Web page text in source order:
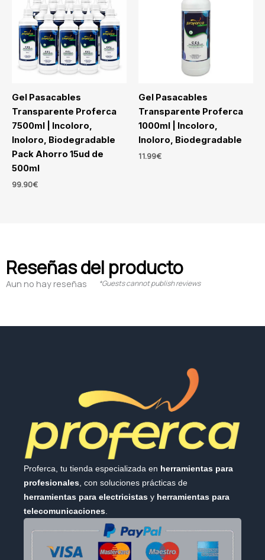
Gel Pasacables
Transparente Proferca
7500ml | Incoloro,
Inoloro, Biodegradable
Pack Ahorro 15ud de
500ml
99.90€
Gel Pasacables
Transparente Proferca
1000ml | Incoloro,
Inoloro, Biodegradable
11.99€
Reseñas del producto
Aun no hay reseñas *Guests cannot publish reviews
Proferca, tu tienda especializada en herramientas para
profesionales , con soluciones prácticas de
herramientas para electricistas y herramientas para
telecomunicaciones